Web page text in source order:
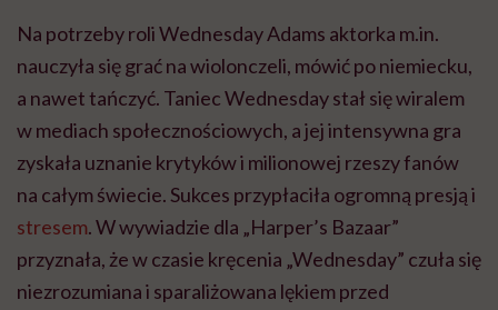
Na potrzeby roli Wednesday Adams aktorka m.in.
nauczyła się grać na wiolonczeli, mówić po niemiecku,
a nawet tańczyć. Taniec Wednesday stał się wiralem
w mediach społecznościowych, a jej intensywna gra
zyskała uznanie krytyków i milionowej rzeszy fanów
na całym świecie. Sukces przypłaciła ogromną presją i
stresem. W wywiadzie dla „Harper’s Bazaar”
przyznała, że w czasie kręcenia „Wednesday” czuła się
niezrozumiana i sparaliżowana lękiem przed